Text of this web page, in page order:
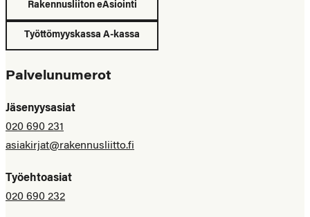
Rakennusliiton eAsiointi
Työttömyyskassa A-kassa
Palvelunumerot
Jäsenyysasiat
020 690 231
asiakirjat@rakennusliitto.fi
Työehtoasiat
020 690 232